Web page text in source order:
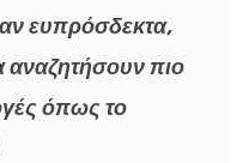
ευπρόσδεκτα,
αναζητήσουν πιο
όπως το